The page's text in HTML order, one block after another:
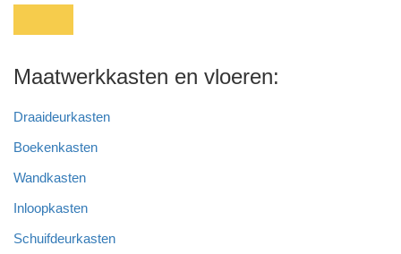
Maatwerkkasten en vloeren:
Draaideurkasten
Boekenkasten
Wandkasten
Inloopkasten
Schuifdeurkasten